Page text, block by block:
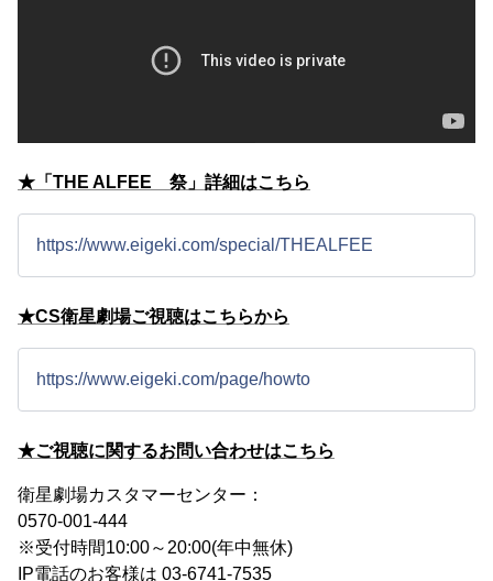
★「THE ALFEE 祭」詳細はこちら
https://www.eigeki.com/special/THEALFEE
★CS衛星劇場ご視聴はこちらから
https://www.eigeki.com/page/howto
★ご視聴に関するお問い合わせはこちら
衛星劇場カスタマーセンター：
0570-001-444
※受付時間10:00～20:00(年中無休)
IP電話のお客様は 03-6741-7535